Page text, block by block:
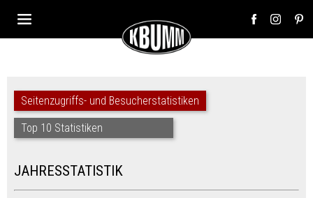
Seitenzugriffs- und Besucherstatistiken
Top 10 Statistiken
JAHRESSTATISTIK